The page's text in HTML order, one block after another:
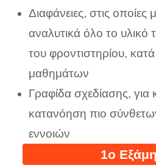
Διαφάνειες, στις οποίες
αναλυτικά όλο το
του φροντιστηρίου,
μαθημάτων
Γραφίδα σχεδίασης, για
κατανόηση πιο
εννοιών
1ο